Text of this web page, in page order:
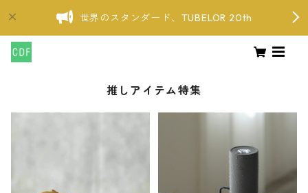
世界のスタンダード、TUBELOR 20th
推しアイテム特集